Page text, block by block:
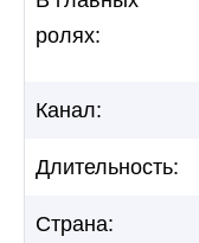
ролях:
Канал:
Длительность:
Страна: